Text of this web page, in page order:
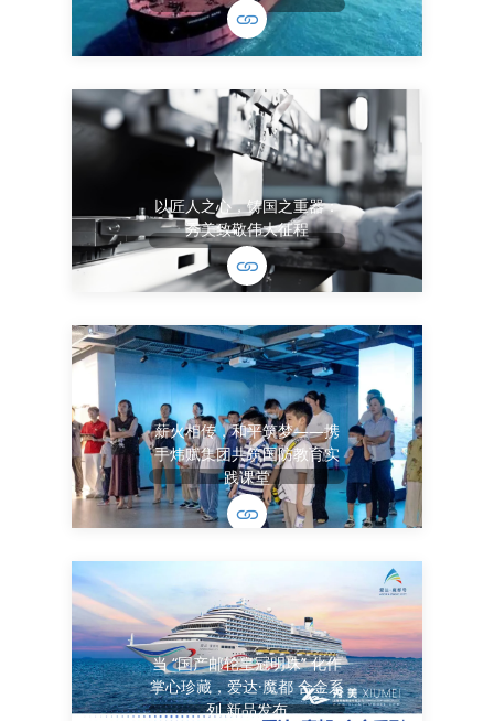
以匠人之心，铸国之重器：
秀美致敬伟大征程
薪火相传，和平筑梦——携
手炜赋集团共筑国防教育实
践课堂
当 “国产邮轮皇冠明珠” 化作
掌心珍藏，爱达·魔都 合金系
列 新品发布